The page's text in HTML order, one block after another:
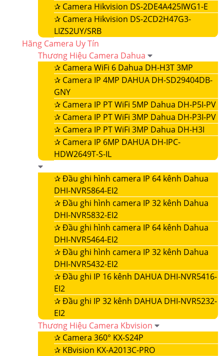
✰ Camera Hikvision DS-2DE4A425IWG1-E
✰ Camera Hikvision DS-2CD2H47G3-
LIZS2UY/SRB
Hãng Camera Uy Tín
Thương Hiệu Camera Dahua
✰ Camera WiFi 6 Dahua DH-H3T 3MP
✰ Camera IP 4MP DAHUA DH-SD29404DB-
GNY
✰ Camera IP PT WiFi 5MP Dahua DH-P5I-PV
✰ Camera IP PT WiFi 3MP Dahua DH-P3I-PV
✰ Camera IP PT WiFi 3MP Dahua DH-H3I
✰ Camera IP 6MP DAHUA DH-IPC-
HDW2649T-S-IL
✰Đầu ghi hình camera IP 64 kênh Dahua
DHI-NVR5864-EI2
✰Đầu ghi hình camera IP 32 kênh Dahua
DHI-NVR5832-EI2
✰Đầu ghi hình camera IP 64 kênh Dahua
DHI-NVR5464-EI2
✰Đầu ghi hình camera IP 32 kênh Dahua
DHI-NVR5432-EI2
✰Đầu ghi IP 16 kênh DAHUA DHI-NVR5416-
EI2
✰Đầu ghi IP 32 kênh DAHUA DHI-NVR5232-
EI2
Thương Hiệu Camera Kbvision
✰ Camera 360° KX-S24P
✰ KBvision KX-A2013C-PRO